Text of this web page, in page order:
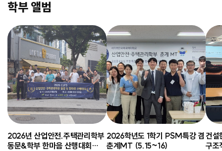
학부 앨범
2026년 산업안전.주택관리학부
동문&학부 한마음 산행대회
2026학년도 1학기 PSM특강 겸
춘계MT (5.15~16)
건설
구조